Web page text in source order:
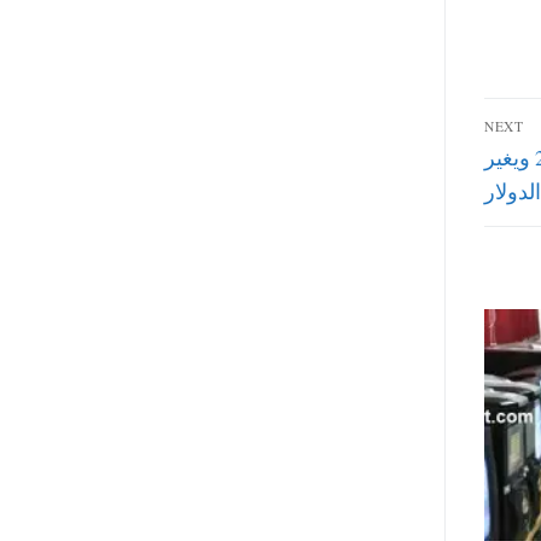
NEXT
البنك المركزي يعلن الاحتياطي النقدي في نهاية 2015 ويغير